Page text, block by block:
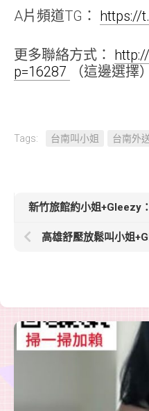
A片頻道TG： https://
更多聯絡方式：
p=16287
（這邊選擇）
Tags: 台南叫小姐 台南外